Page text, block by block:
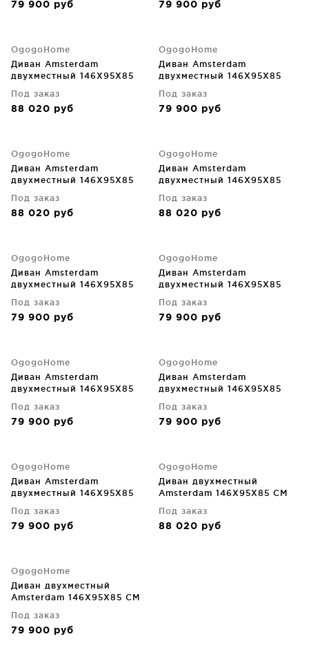
79 900 руб 79 900 руб
OgogoHome
Диван Amsterdam
двухместный 146X95X85
Под заказ
88 020 руб
OgogoHome
Диван Amsterdam
двухместный 146X95X85
Под заказ
79 900 руб
OgogoHome
Диван Amsterdam
двухместный 146X95X85
Под заказ
88 020 руб
OgogoHome
Диван Amsterdam
двухместный 146X95X85
Под заказ
88 020 руб
OgogoHome
Диван Amsterdam
двухместный 146X95X85
Под заказ
79 900 руб
OgogoHome
Диван Amsterdam
двухместный 146X95X85
Под заказ
79 900 руб
OgogoHome
Диван Amsterdam
двухместный 146X95X85
Под заказ
79 900 руб
OgogoHome
Диван Amsterdam
двухместный 146X95X85
Под заказ
79 900 руб
OgogoHome
Диван Amsterdam
двухместный 146X95X85
Под заказ
79 900 руб
OgogoHome
Диван двухместный
Amsterdam 146X95X85 CM
Под заказ
88 020 руб
OgogoHome
Диван двухместный
Amsterdam 146X95X85 CM
Под заказ
79 900 руб